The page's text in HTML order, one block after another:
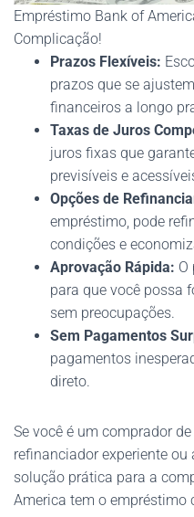
Empréstimo Bank of
Complicação!
Prazos Flexíveis:
prazos que se
financeiros a longo
Taxas de Juros
juros fixas que
previsíveis e
Opções de
empréstimo, pode
condições e
Aprovação Rápida: O
para que você possa
sem preocupações.
Sem Pagamentos
pagamentos
direto.
Se você é um comprador
refinanciador experiente
solução prática para a
America tem o empréstimo